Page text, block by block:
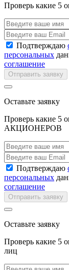
Проверь какие 5
Подтверждаю
персональных
соглашение
Отправить заявку
Оставьте заявку
Проверь какие 5
АКЦИОНЕРОВ
Подтверждаю
персональных
соглашение
Отправить заявку
Оставьте заявку
Проверь какие 5
лиц